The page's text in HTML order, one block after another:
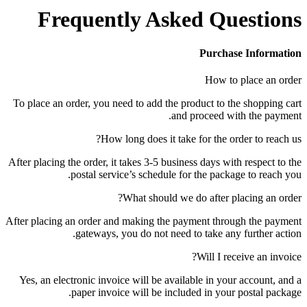
Frequently Asked Questions
Purchase Information
How to place an order
To place an order, you need to add the product to the shopping cart
and proceed with the payment.
How long does it take for the order to reach us?
After placing the order, it takes 3-5 business days with respect to the
postal service’s schedule for the package to reach you.
What should we do after placing an order?
After placing an order and making the payment through the payment
gateways, you do not need to take any further action.
Will I receive an invoice?
Yes, an electronic invoice will be available in your account, and a
paper invoice will be included in your postal package.